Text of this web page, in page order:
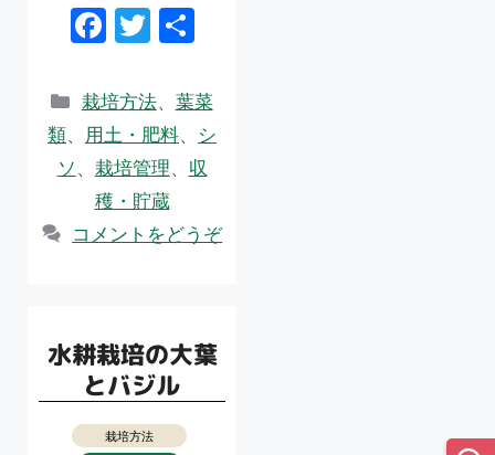
F
e
b
o
o
k
T
itt
er
共
カ
テ
リ
ー
栽培方法、 葉菜
類、 用土・肥料、 シ
ソ、 栽培管理、 収
穫・貯蔵
コメントをどうぞ
水耕栽培の大葉
とバジル
栽培方法